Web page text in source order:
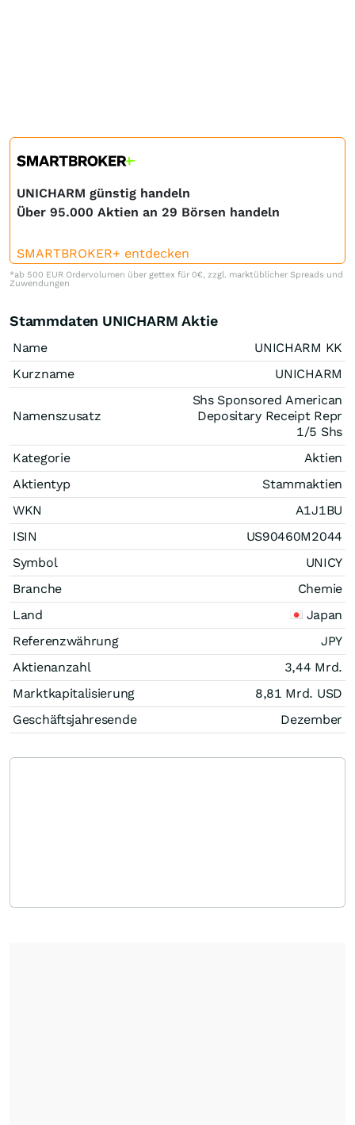
UNICHARM günstig handeln
Über 95.000 Aktien an 29 Börsen handeln
SMARTBROKER+ entdecken
*ab 500 EUR Ordervolumen über gettex für 0€, zzgl. marktüblicher Spreads und
Zuwendungen
Stammdaten UNICHARM Aktie
Name
UNICHARM KK
Kurzname
UNICHARM
Namenszusatz
Shs Sponsored American
Depositary Receipt Repr
1/5 Shs
Kategorie
Aktien
Aktientyp
Stammaktien
WKN
A1J1BU
ISIN
US90460M2044
Symbol
UNICY
Branche
Chemie
Land
Japan
Referenzwährung
JPY
Aktienanzahl
3,44 Mrd.
Marktkapitalisierung
8,81 Mrd. USD
Geschäftsjahresende
Dezember